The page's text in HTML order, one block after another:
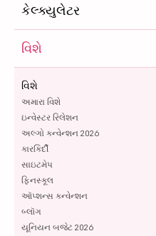
કેલ્ક્યુલેટર
વિશે
વિશે
અમારા વિશે
ઇન્વેસ્ટર રિલેશન
અલ્ગો કન્વેન્શન 2026
કારકિર્દી
સાઇટમેપ
ફિનસ્કૂલ
ઑપ્શન્સ કન્વેન્શન
બ્લૉગ
યૂનિયન બજેટ 2026